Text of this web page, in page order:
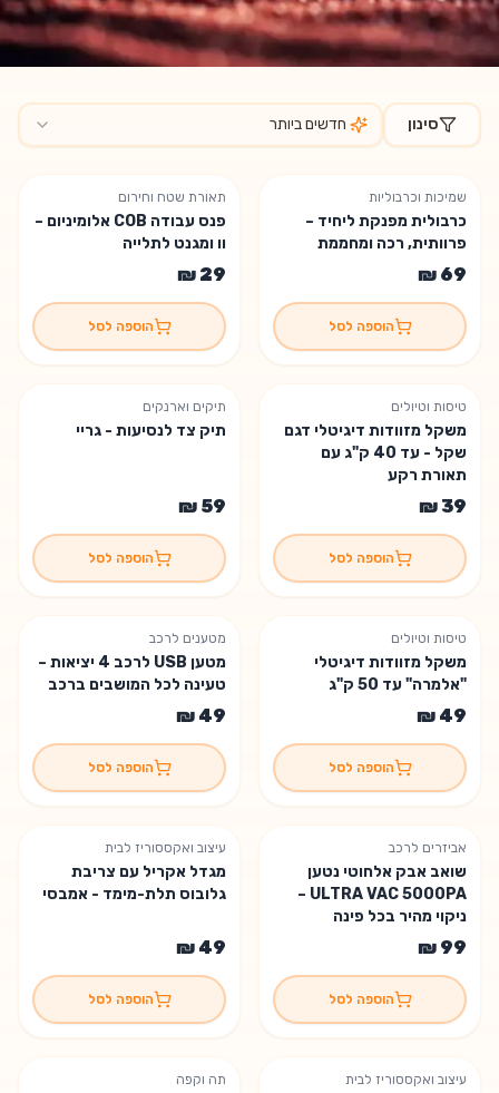
סינון חדשים ביותר
שמיכות וכרבוליות
כרבולית מפנקת ליחיד –
פרוותית, רכה ומחממת
הוספה לסל
תאורת שטח וחירום
פנס עבודה COB אלומיניום –
וו ומגנט לתלייה
הוספה לסל
טיסות וטיולים
משקל מזוודות דיגיטלי דגם
שקל - עד 40 ק"ג עם
תאורת רקע
הוספה לסל
תיקים וארנקים
תיק צד לנסיעות - גריי
הוספה לסל
טיסות וטיולים
משקל מזוודות דיגיטלי
"אלמרה" עד 50 ק"ג
הוספה לסל
מטענים לרכב
מטען USB לרכב 4 יציאות –
טעינה לכל המושבים ברכב
הוספה לסל
אביזרים לרכב
שואב אבק אלחוטי נטען
ULTRA VAC 5000PA –
ניקוי מהיר בכל פינה
הוספה לסל
עיצוב ואקססוריז לבית
מגדל אקריל עם צריבת
גלובוס תלת-מימד - אמבסי
הוספה לסל
עיצוב ואקססוריז לבית תה וקפה